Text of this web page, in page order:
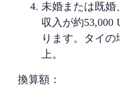
未婚または既婚
収入が約53,000
ります。タイの
上。
換算額：